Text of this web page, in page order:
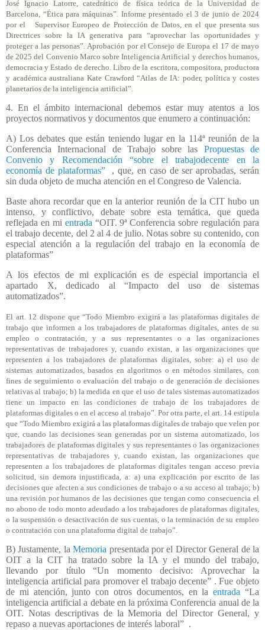
José Ignacio Latorre, catedrático de física teórica de la Universidad de
Barcelona, “Ética para máquinas”. Informe presentado el 3 de junio de 2024
por el Supervisor Europeo de Protección de Datos, en el que presenta sus
Directrices sobre la IA generativa para “aprovechar las oportunidades y
proteger a las personas”. Aprobación por el Consejo de Europa el 17 de mayo
de 2025 del Convenio Marco sobre Inteligencia Artificial y derechos humanos,
democracia y Estado de derecho. Libro de la escritora, compositora, productora
y académica australiana Kate Crawford “Atlas de IA: poder, política y costes
planetarios de la inteligencia artificial”.
4. En el ámbito internacional debemos estar muy atentos a los
proyectos normativos y documentos que enumero a continuación:
A) Los debates que están teniendo lugar en la 114ª reunión de la
Conferencia Internacional de Trabajo sobre las Propuestas de
Convenio y Recomendación “sobre el trabajodecente en la
economía de plataformas”
, que, en caso de ser aprobadas, serán
sin duda objeto de mucha atención en el Congreso de Valencia.
Baste ahora recordar que en la anterior reunión de la CIT hubo un
intenso, y conflictivo, debate sobre esta temática, que queda
reflejada en mi entrada “OIT. 9ª Conferencia sobre regulación para
el trabajo decente, del 2 al 4 de julio. Notas sobre su contenido, con
especial atención a la regulación del trabajo en la economía de
plataformas”
A los efectos de mi explicación es de especial importancia el
apartado X, dedicado al “Impacto del uso de sistemas
automatizados”.
El art. 12 dispone que “Todo Miembro exigirá a las plataformas digitales de
trabajo que informen a los trabajadores de plataformas digitales, antes de su
empleo o contratación, y a sus representantes o a las organizaciones
representativas de trabajadores y, cuando existan, a las organizaciones que
representen a los trabajadores de plataformas digitales, sobre: a) el uso de
sistemas automatizados, basados en algoritmos o en métodos similares, con
fines de seguimiento o evaluación del trabajo o de generación de decisiones
relativas al trabajo; b) la medida en que el uso de tales sistemas automatizados
tiene un impacto en las condiciones de trabajo de los trabajadores de
plataformas digitales o en el acceso al trabajo”. Por otra parte, el art. 14 estipula
que “Todo Miembro exigirá a las plataformas digitales de trabajo que velen por
que, cuando las decisiones sean generadas por un sistema automatizado, los
trabajadores de plataformas digitales y sus representantes o las organizaciones
representativas de trabajadores y, cuando existan, las organizaciones que
representen a los trabajadores de plataformas digitales tengan acceso previa
solicitud, sin demora injustificada, a: a) una explicación por escrito de las
decisiones que afecten a sus condiciones de trabajo o a su acceso al trabajo; b)
una revisión por humanos de las decisiones que tengan como consecuencia el
no abono de todo monto adeudado a los trabajadores de plataformas digitales,
o la suspensión o desactivación de sus cuentas, o la terminación de su empleo
o contratación con una plataforma digital de trabajo”.
B) Justamente, laMemoria presentada por el Director General de la
OIT a la CIT ha tratado sobre la IA y el mundo del trabajo,
llevando por título “Un momento decisivo: Aprovechar la
inteligencia artificial para promover el trabajo decente” . Fue objeto
de mi atención, junto con otros documentos, en laentrada “La
inteligencia artificial a debate en la próxima Conferencia anual de la
OIT. Notas descriptivas de la Memoria del Director General, y
repaso a nuevas aportaciones de interés laboral” .